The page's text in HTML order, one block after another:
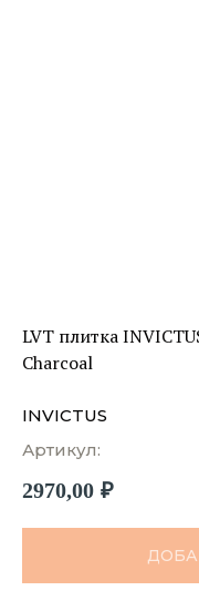
LVT плитка
Charcoal
INVICTUS
Артикул:
2970,00 ₽